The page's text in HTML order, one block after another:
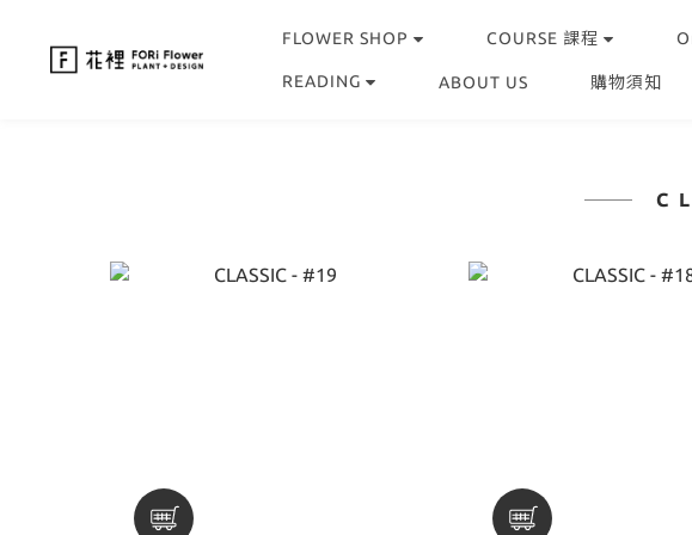
FLOWER SHOP COURSE 課程
READING ABOUT US 購物須知